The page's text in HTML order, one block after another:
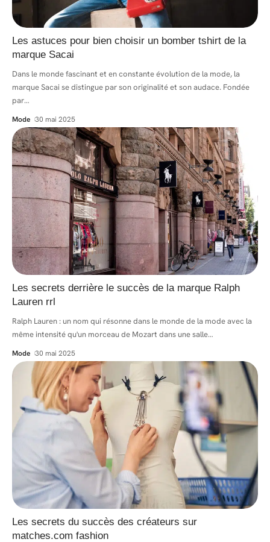
Les astuces pour bien choisir un bomber tshirt de la
marque Sacai
Dans le monde fascinant et en constante évolution de la mode, la
marque Sacai se distingue par son originalité et son audace. Fondée
par…
Mode 30 mai 2025
Les secrets derrière le succès de la marque Ralph
Lauren rrl
Ralph Lauren : un nom qui résonne dans le monde de la mode avec la
même intensité qu'un morceau de Mozart dans une salle…
Mode 30 mai 2025
Les secrets du succès des créateurs sur
matches.com fashion